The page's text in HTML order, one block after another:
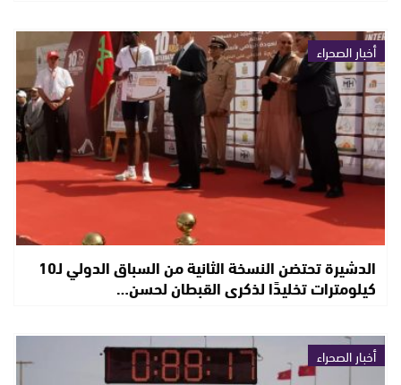
أخبار الصحراء
الدشيرة تحتضن النسخة الثانية من السباق الدولي لـ10
كيلومترات تخليدًا لذكرى القبطان لحسن…
أخبار الصحراء